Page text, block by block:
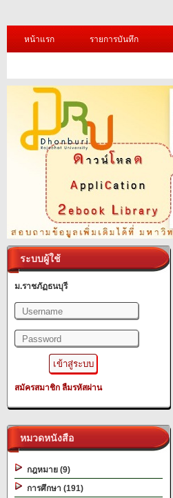
หน้าแรก รายการบันทึก
ระบบผู้ใช้
ม.ราชภัฏธนบุรี
สมัครสมาชิก ลืมรหัสผ่าน
หมวดหนังสือ
กฎหมาย (9)
การศึกษา (191)